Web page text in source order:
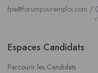
fpe@forumpouremploi.com /
Espaces Candidats
Parcourir les Candidats